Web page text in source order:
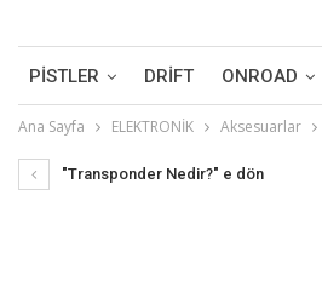
PİSTLER DRIFT ONROAD
Ana Sayfa ELEKTRONİK Aksesuarlar
"Transponder Nedir?" e dön